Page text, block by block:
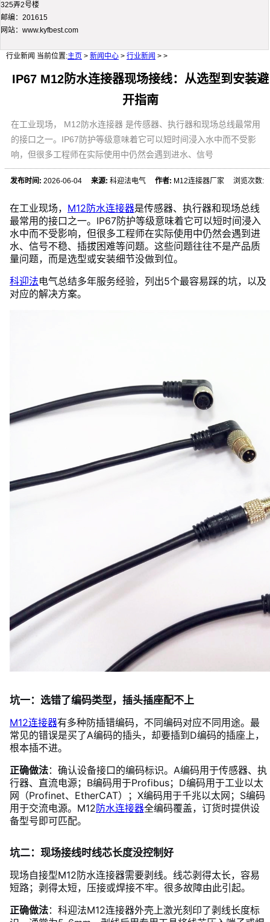
325弄2号楼
邮编：201615
网站：www.kyfbest.com
行业新闻 当前位置:主页 > 新闻中心 > 行业新闻 > >
IP67 M12防水连接器现场接线：从选型到安装避
开指南
在工业现场， M12防水连接器 是传感器、执行器和现场总线最常用
的接口之一。IP67防护等级意味着它可以短时间浸入水中而不受影
响，但很多工程师在实际使用中仍然会遇到进水、信号
发布时间: 2026-06-04来源: 科迎法电气作者: M12连接器厂家 浏览次数:
在工业现场， M12防水连接器是传感器、执行器和现场总线
最常用的接口之一。IP67防护等级意味着它可以短时间浸入
水中而不受影响，但很多工程师在实际使用中仍然会遇到进
水、信号不稳、插拔困难等问题。这些问题往往不是产品质
量问题，而是选型或安装细节没做到位。
科迎法电气总结多年服务经验，列出5个最容易踩的坑，以及
对应的解决方案。
坑一：选错了编码类型，插头插座配不上
M12连接器有多种防插错编码，不同编码对应不同用途。最
常见的错误是买了A编码的插头，却要插到D编码的插座上，
根本插不进。
正确做法：确认设备接口的编码标识。A编码用于传感器、执
行器、直流电源；B编码用于Profibus；D编码用于工业以太
网（Profinet、EtherCAT）；X编码用于千兆以太网；S编码
用于交流电源。M12防水连接器全编码覆盖，订货时提供设
备型号即可匹配。
坑二：现场接线时线芯长度没控制好
现场自接型M12防水连接器需要剥线。线芯剥得太长，容易
短路；剥得太短，压接或焊接不牢。很多故障由此引起。
正确做法：科迎法M12连接器外壳上激光刻印了剥线长度标